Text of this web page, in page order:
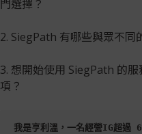
門選擇？
2. SiegPath 有哪些與眾不同
3. 想開始使用 SiegPath 的
項？
我是亨利溫，一名經營IG超過